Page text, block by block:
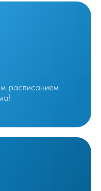
расписанием